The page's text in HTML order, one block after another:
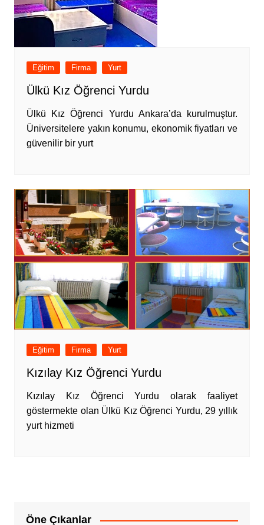
Eğitim Firma Yurt
Ülkü Kız Öğrenci Yurdu
Ülkü Kız Öğrenci Yurdu Ankara’da kurulmuştur.
Üniversitelere yakın konumu, ekonomik fiyatları ve
güvenilir bir yurt
Eğitim Firma Yurt
Kızılay Kız Öğrenci Yurdu
Kızılay Kız Öğrenci Yurdu olarak faaliyet
göstermekte olan Ülkü Kız Öğrenci Yurdu, 29 yıllık
yurt hizmeti
Öne Çıkanlar